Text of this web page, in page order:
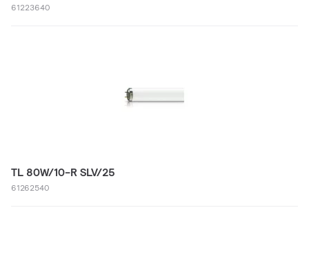
61223640
TL 80W/10-R SLV/25
61262540